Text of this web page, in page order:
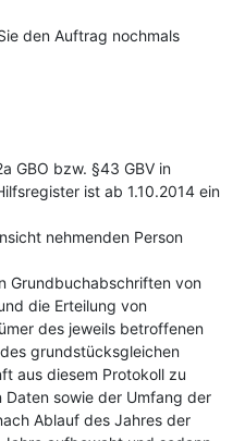
den Auftrag nochmals
GBO bzw. §43 GBV in
ist ab 1.10.2014 ein
nehmenden Person
Grundbuchabschriften von
die Erteilung von
des jeweils betroffenen
grundstücksgleichen
aus diesem Protokoll zu
sowie der Umfang der
Ablauf des Jahres der